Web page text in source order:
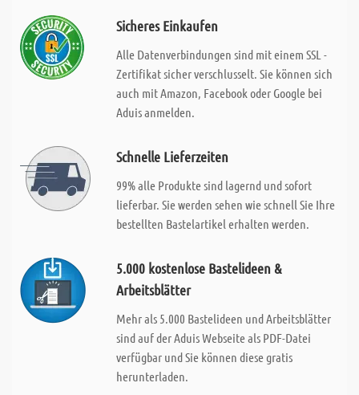
Sicheres Einkaufen
Alle Datenverbindungen sind mit einem SSL -
Zertifikat sicher verschlusselt. Sie können sich
auch mit Amazon, Facebook oder Google bei
Aduis anmelden.
Schnelle Lieferzeiten
99% alle Produkte sind lagernd und sofort
lieferbar. Sie werden sehen wie schnell Sie Ihre
bestellten Bastelartikel erhalten werden.
5.000 kostenlose Bastelideen &
Arbeitsblätter
Mehr als 5.000 Bastelideen und Arbeitsblätter
sind auf der Aduis Webseite als PDF-Datei
verfügbar und Sie können diese gratis
herunterladen.